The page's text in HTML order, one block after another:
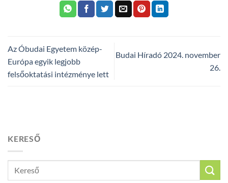
Az Óbudai Egyetem közép-
Európa egyik legjobb
felsőoktatási intézménye lett
Budai Híradó 2024. november
26.
KERESŐ